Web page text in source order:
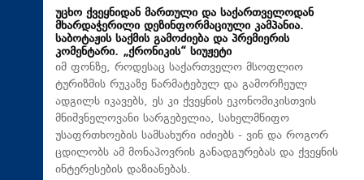
უცხო ქვეყნიდან მართული და საქართველოდან
მხარდაჭერილი დეზინფორმაციული კამპანია.
საბოტაჟის საქმის გამოძიება და პრემიერის
კომენტარი. „ქრონიკის“ სიუჟეტი
იმ ფონზე, როდესაც საქართველო მსოფლიო
ტურიზმის რუკაზე წარმატებულ და გამორჩეულ
ადგილს იკავებს, ეს კი ქვეყნის ეკონომიკისთვის
მნიშვნელოვანი სარგებელია, სახელმწიფო
უსაფრთხოების სამსახური იძიებს - ვინ და როგორ
ცდილობს ამ მონაპოვრის განადგურებას და ქვეყნის
ინტერესების დაზიანებას.